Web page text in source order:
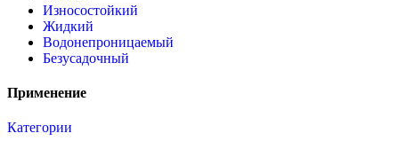
Износостойкий
Жидкий
Водонепроницаемый
Безусадочный
Применение
Категории